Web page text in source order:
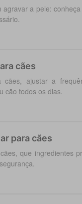
a pele:
cães
cães, ajustar a
cão todos os dias.
para cães
que ingredientes